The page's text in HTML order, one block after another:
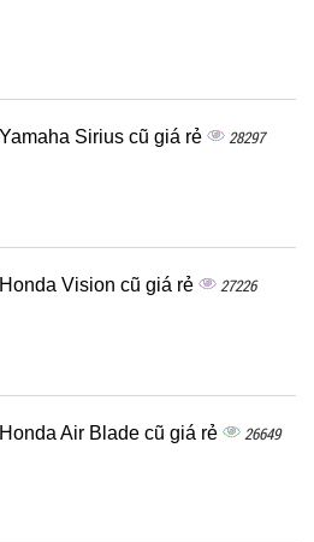
Sirius cũ giá rẻ 28297
Vision cũ giá rẻ 27226
Air Blade cũ giá rẻ 26649